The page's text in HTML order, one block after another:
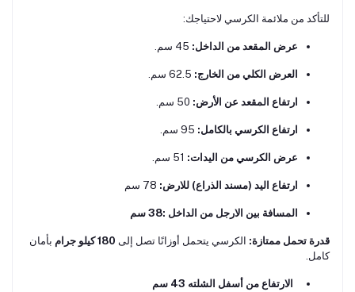
للتأكد من ملائمة الكرسي لاحتياجك:
عرض المقعد من الداخل:
العرض الكلي من الخارج:
ارتفاع المقعد عن الأرض:
ارتفاع الكرسي بالكامل:
عرض الكرسي من اليدات:
ارتفاع اليد (مسند الذراع) للارض:
المسافة بين الارجل من الداخل :38 سم
قدرة تحمل ممتازة: الكرسي يتحمل أوزانًا تصل إلى 180 كيلو جرام
بأمان
كامل.
الارتفاع من أسفل الشلته 43 سم